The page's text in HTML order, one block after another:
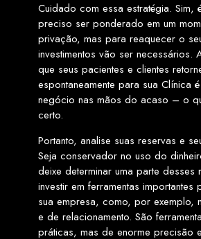
Cuidado com essa estratégia. Sim,
preciso ser ponderado em um
privação, mas para reaquecer o
investimentos vão ser necessários.
que seus pacientes e clientes
espontaneamente para sua Clínica
negócio nas mãos do acaso – o
certo.
Portanto, analise suas reservas e
Seja conservador no uso do
deixe determinar uma parte desses
investir em ferramentas importantes
sua empresa, como, por exemplo,
e de relacionamento. São
práticas, mas de enorme precisão